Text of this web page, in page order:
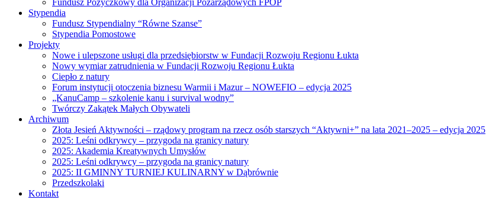
Fundusz Pożyczkowy dla Organizacji Pozarządowych FPOP
Stypendia
Fundusz Stypendialny “Równe Szanse”
Stypendia Pomostowe
Projekty
Nowe i ulepszone usługi dla przedsiębiorstw w Fundacji Rozwoju Regionu Łukta
Nowy wymiar zatrudnienia w Fundacji Rozwoju Regionu Łukta
Ciepło z natury
Forum instytucji otoczenia biznesu Warmii i Mazur – NOWEFIO – edycja 2025
„KanuCamp – szkolenie kanu i survival wodny”
Twórczy Zakątek Małych Obywateli
Archiwum
Złota Jesień Aktywności – rządowy program na rzecz osób starszych “Aktywni+” na lata 2021–2025 – edycja 2025
2025: Leśni odkrywcy – przygoda na granicy natury
2025: Akademia Kreatywnych Umysłów
2025: Leśni odkrywcy – przygoda na granicy natury
2025: II GMINNY TURNIEJ KULINARNY w Dąbrównie
Przedszkolaki
Kontakt